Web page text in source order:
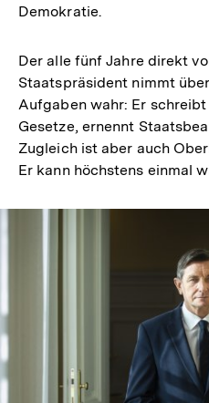
Demokratie.
Der alle fünf Jahre direkt
Staatspräsident nimmt
Aufgaben wahr: Er
Gesetze, ernennt
Zugleich ist aber auch
Er kann höchstens einmal